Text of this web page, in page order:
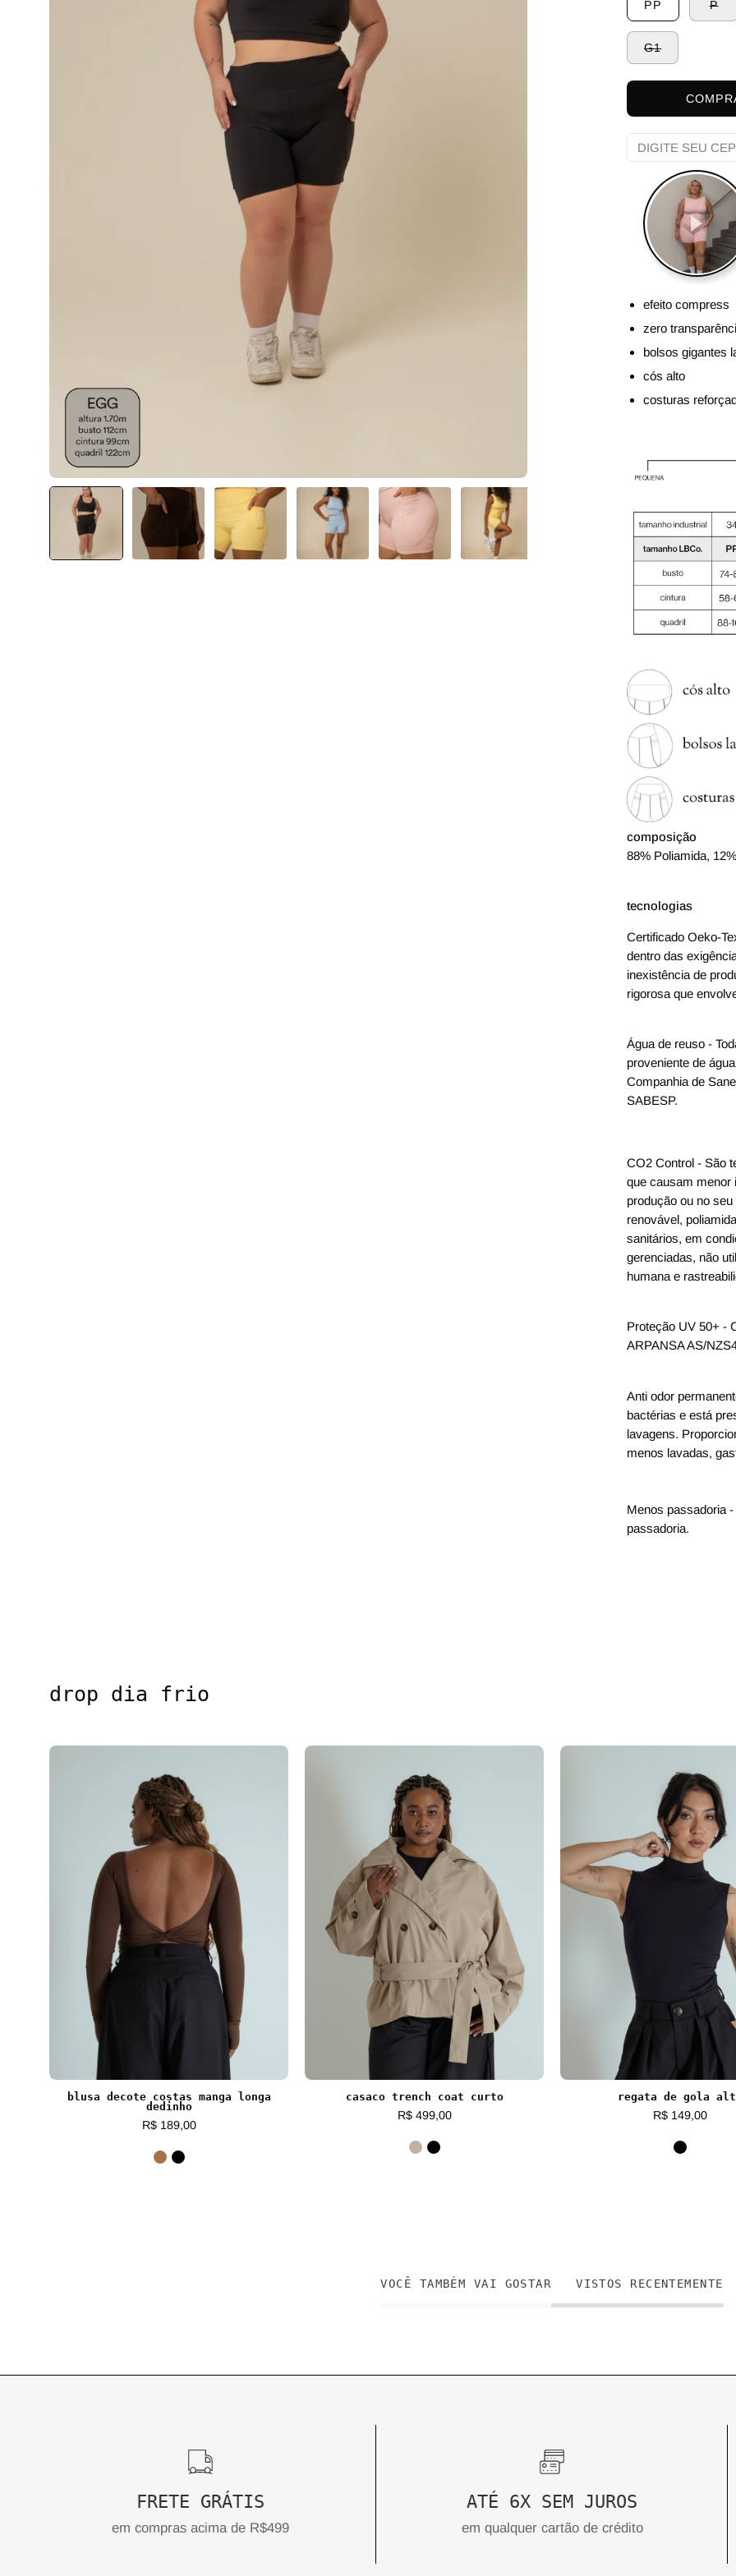
PP P
G1
efeito compress
zero
bolsos gigantes
cós alto
costuras
composição
88% Poliamida,
tecnologias
Certificado Oeko-
dentro das
inexistência de
rigorosa que
Água de reuso -
proveniente de
Companhia de
SABESP.
CO2 Control - São
que causam menor
produção ou no
renovável,
sanitários, em
gerenciadas, não
humana e
Proteção UV 50+ -
ARPANSA AS/
Anti odor
bactérias e está
lavagens.
menos lavadas,
Menos passadoria
passadoria.
drop dia frio
blusa decote costas manga longa dedinho
blusa decote costas manga longa
dedinho
R$ 189,00
casaco trench coat curto
casaco trench coat curto
R$ 499,00
regata de gola
R$ 149,00
VOCÊ TAMBÉM VAI GOSTAR VISTOS RECENTEMENTE
FRETE GRÁTIS
em compras acima de R$499
ATÉ 6X SEM JUROS
em qualquer cartão de crédito